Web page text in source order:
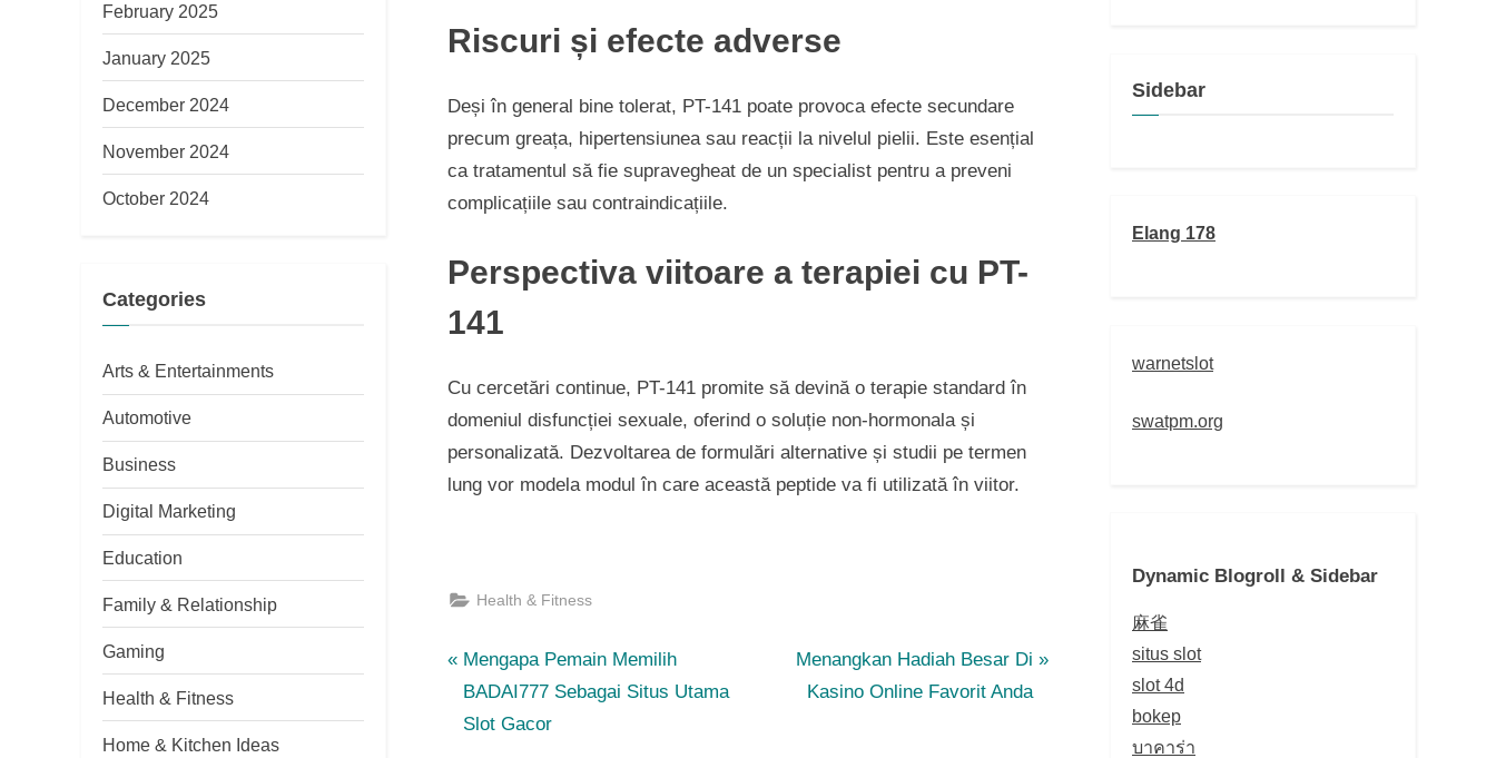
Riscuri și efecte adverse
Deși în general bine tolerat, PT-141 poate provoca efecte secundare
precum greața, hipertensiunea sau reacții la nivelul pielii. Este esențial
ca tratamentul să fie supravegheat de un specialist pentru a preveni
complicațiile sau contraindicațiile.
Perspectiva viitoare a terapiei cu PT-
141
Cu cercetări continue, PT-141 promite să devină o terapie standard în
domeniul disfuncției sexuale, oferind o soluție non-hormonala și
personalizată. Dezvoltarea de formulări alternative și studii pe termen
lung vor modela modul în care această peptide va fi utilizată în viitor.
Health & Fitness
Post
navigation
P
r
e
Mengapa Pemain Memilih
BADAI777 Sebagai Situs Utama
Slot Gacor
N
Menangkan Hadiah Besar Di
Kasino Online Favorit Anda
February 2025
January 2025
December 2024
November 2024
October 2024
Categories
Arts & Entertainments
Automotive
Business
Digital Marketing
Education
Family & Relationship
Gaming
Health & Fitness
Home & Kitchen Ideas
Sidebar
Elang 178
warnetslot
swatpm.org
Dynamic Blogroll & Sidebar
麻雀
situs slot
slot 4d
bokep
บาคาร่า